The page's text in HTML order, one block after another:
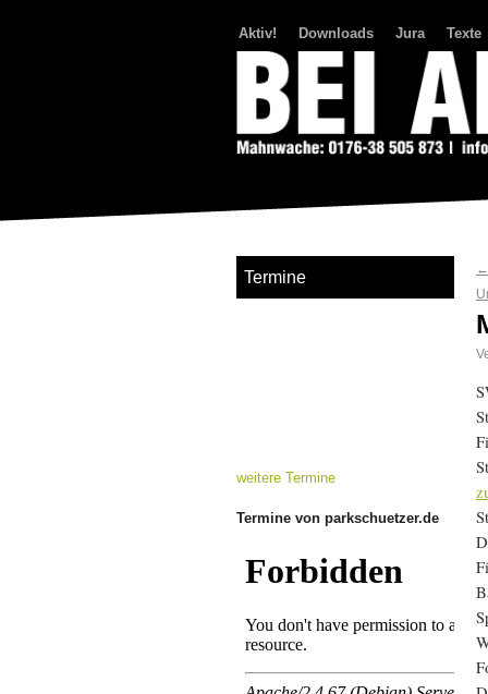
Aktiv! Downloads Jura Texte
←
Termine
weitere Termine
Termine von parkschuetzer.de